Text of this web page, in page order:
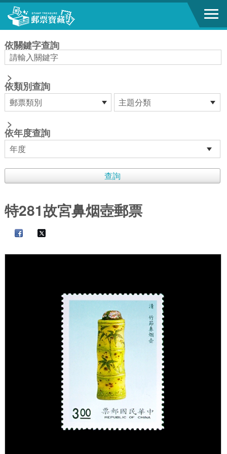
跳到主要內容區塊
依關鍵字查詢
>
依類別查詢
>
依年度查詢
特281故宮鼻烟壺郵票